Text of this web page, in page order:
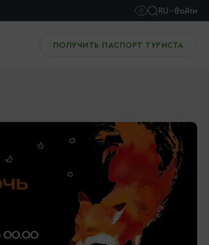
RU Войти
ПОЛУЧИТЬ ПАСПОРТ ТУРИСТА